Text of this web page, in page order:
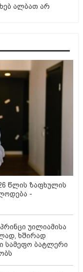
ალბათ არ
წლის ზაფხულის
-
უილიამისა
ხშირად
სამეფო ბატლერი